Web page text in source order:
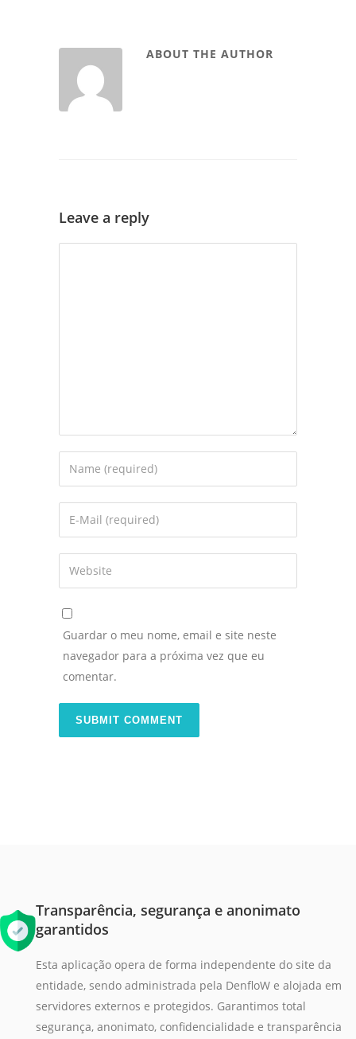
ABOUT THE AUTHOR
Leave a reply
Guardar o meu nome, email e site neste
navegador para a próxima vez que eu
comentar.
Transparência, segurança e anonimato
garantidos
Esta aplicação opera de forma independente do site da
entidade, sendo administrada pela DenfloW e alojada em
servidores externos e protegidos. Garantimos total
segurança, anonimato, confidencialidade e transparência